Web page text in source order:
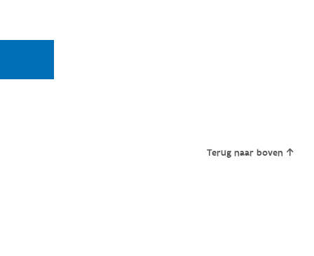
Terug naar boven